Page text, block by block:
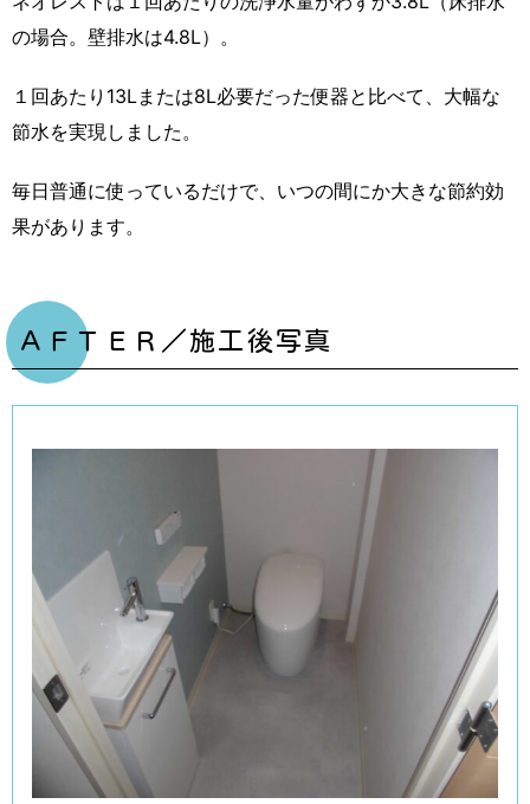
の場合。壁排水は4.8L）。
１回あたり13Lまたは8L必要だった便器と比べて、大幅な
節水を実現しました。
毎日普通に使っているだけで、いつの間にか大きな節約効
果があります。
ＡＦＴＥＲ／施工後写真